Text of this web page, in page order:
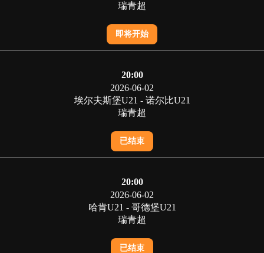
瑞青超
即将开始
20:00
2026-06-02
埃尔夫斯堡U21 - 诺尔比U21
瑞青超
已结束
20:00
2026-06-02
哈肯U21 - 哥德堡U21
瑞青超
已结束